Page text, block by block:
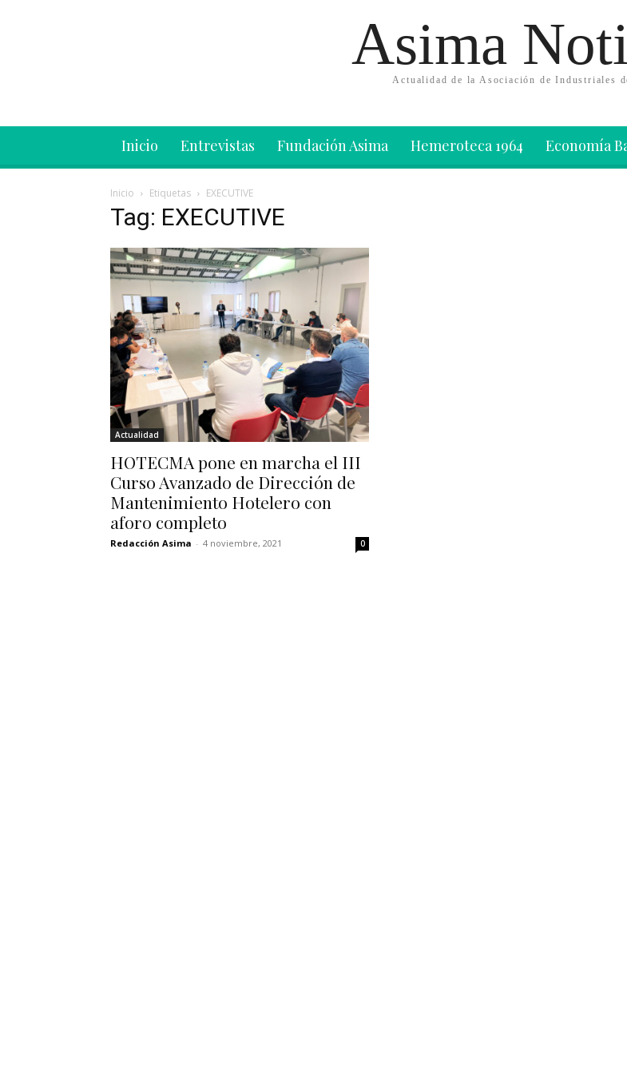
Asima
Actualidad de la Asociación de Industriales
Inicio Entrevistas Fundación Asima Hemeroteca 1964 Economía
Inicio Etiquetas EXECUTIVE
Tag: EXECUTIVE
Actualidad
HOTECMA pone en marcha el III
Curso Avanzado de Dirección de
Mantenimiento Hotelero con
aforo completo
Redacción Asima - 4 noviembre, 2021 0